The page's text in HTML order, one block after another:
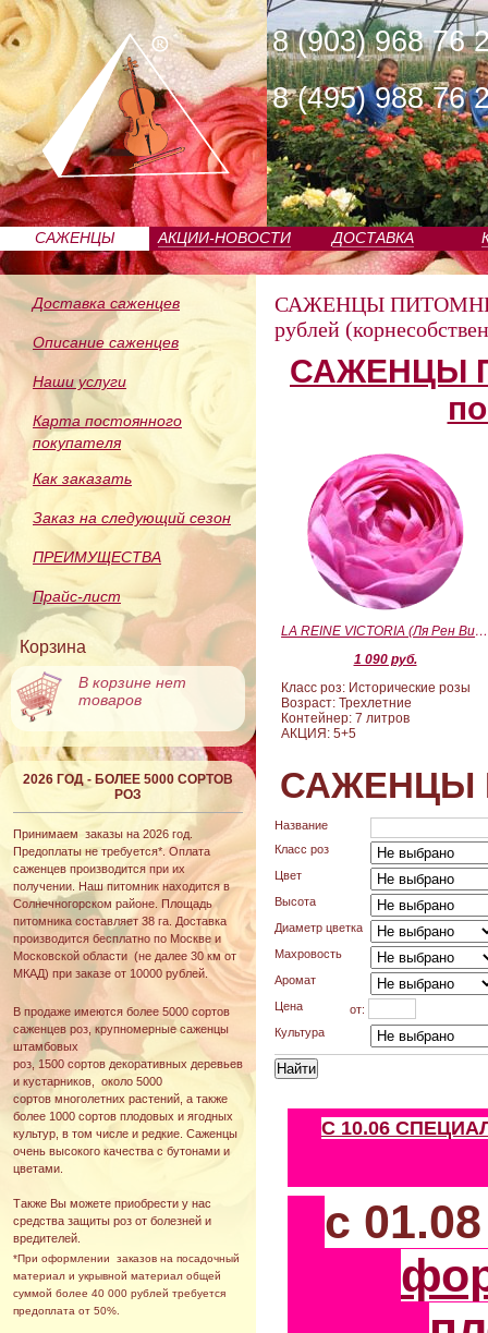
8 (903) 968 76
8 (495) 988 76
САЖЕНЦЫ
ПИТОМНИКА
АКЦИИ-НОВОСТИ ДОСТАВКА
Доставка саженцев
Описание саженцев
Наши услуги
Карта постоянного
покупателя
Как заказать
Заказ на следующий сезон
ПРЕИМУЩЕСТВА
Прайс-лист
Корзина
В корзине нет
товаров
2026 ГОД - БОЛЕЕ 5000 СОРТОВ
РОЗ
Принимаем заказы на 2026 год.
Предоплаты не требуется*. Оплата
саженцев производится при их
получении. Наш питомник находится в
Солнечногорском районе. Площадь
питомника составляет 38 га. Доставка
производится бесплатно по Москве и
Московской области (не далее 30 км от
МКАД) при заказе от 10000 рублей.
В продаже имеются более 5000 сортов
саженцев роз, крупномерные саженцы
штамбовых
роз, 1500 сортов декоративных деревьев
и кустарников, около 5000
сортов многолетних растений, а также
более 1000 сортов плодовых и ягодных
культур, в том числе и редкие. Саженцы
очень высокого качества с бутонами и
цветами.
Также Вы можете приобрести у нас
средства защиты роз от болезней и
вредителей.
*При оформлении заказов на посадочный
материал и укрывной материал общей
суммой более 40 000 рублей требуется
предоплата от 50%.
САЖЕНЦЫ
рублей
САЖЕНЦЫ
LA REINE VICTORIA (Ля Рен Виктория)
1 090 руб.
Класс роз: Исторические розы
Возраст: Трехлетние
Контейнер: 7 литров
АКЦИЯ: 5+5
САЖЕНЦЫ
Название
Класс роз
Цвет
Высота
Диаметр цветка
Махровость
Аромат
Цена
от:
Культура
С 10.06
с